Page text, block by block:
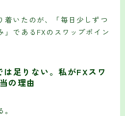
着いたのが、「毎日少しずつ
」であるFXのスワップポイン
足りない。私がFXスワ
の理由